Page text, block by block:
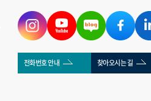
전화번호 안내 찾아오시는 길